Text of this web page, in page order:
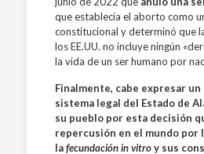
que establecía el aborto como
constitucional y determinó que
los EE.UU. no incluye ningún
la vida de un ser humano por
Finalmente, cabe expresar
sistema legal del Estado de
su pueblo por esta decisión
repercusión en el mundo por
lafecundación in vitroy sus